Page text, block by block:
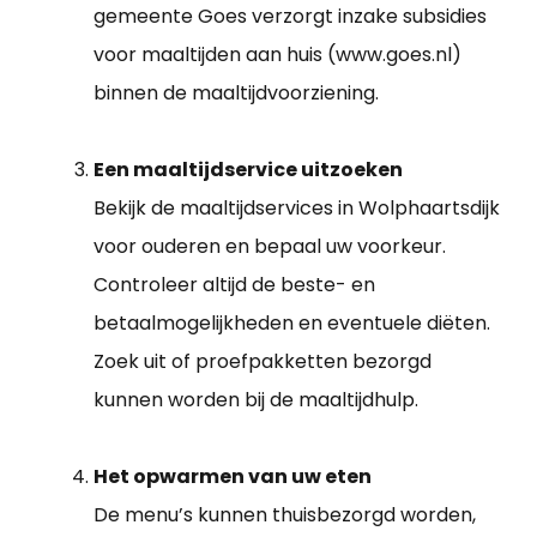
gemeente Goes verzorgt inzake subsidies
voor maaltijden aan huis (www.goes.nl)
binnen de maaltijdvoorziening.
Een maaltijdservice uitzoeken
Bekijk de maaltijdservices in Wolphaartsdijk
voor ouderen en bepaal uw voorkeur.
Controleer altijd de beste- en
betaalmogelijkheden en eventuele diëten.
Zoek uit of proefpakketten bezorgd
kunnen worden bij de maaltijdhulp.
Het opwarmen van uw eten
De menu’s kunnen thuisbezorgd worden,